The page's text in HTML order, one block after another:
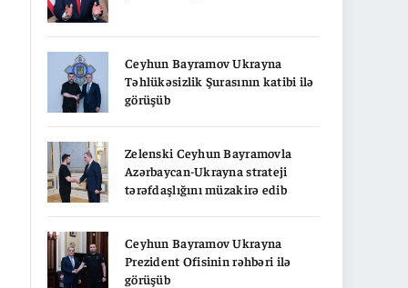
Ceyhun Bayramov Ukrayna
Təhlükəsizlik Şurasının katibi ilə
görüşüb
Zelenski Ceyhun Bayramovla
Azərbaycan-Ukrayna strateji
tərəfdaşlığını müzakirə edib
Ceyhun Bayramov Ukrayna
Prezident Ofisinin rəhbəri ilə
görüşüb